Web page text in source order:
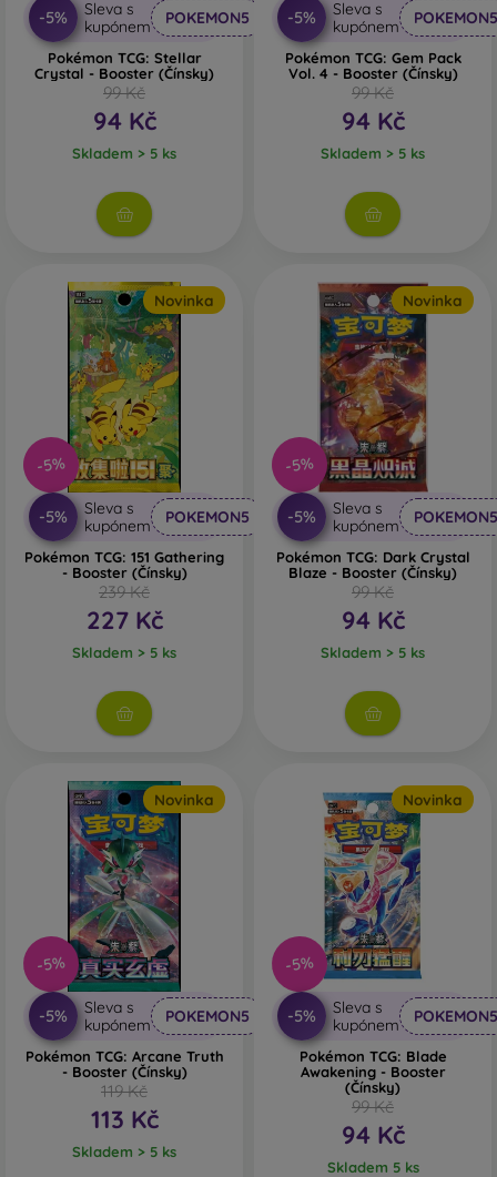
-5%
Sleva s
kupónem
POKEMON5
Pokémon TCG: Stellar
Crystal - Booster (Čínsky)
99 Kč
94 Kč
Skladem > 5 ks
-5%
Sleva s
kupónem
POKEMON5
Pokémon TCG: Gem Pack
Vol. 4 - Booster (Čínsky)
99 Kč
94 Kč
Skladem > 5 ks
-5%
Novinka
-5%
Sleva s
kupónem
POKEMON5
Pokémon TCG: 151 Gathering
- Booster (Čínsky)
239 Kč
227 Kč
Skladem > 5 ks
-5%
Novinka
-5%
Sleva s
kupónem
POKEMON5
Pokémon TCG: Dark Crystal
Blaze - Booster (Čínsky)
99 Kč
94 Kč
Skladem > 5 ks
-5%
Novinka
-5%
Sleva s
kupónem
POKEMON5
Pokémon TCG: Arcane Truth
- Booster (Čínsky)
119 Kč
113 Kč
Skladem > 5 ks
-5%
Novinka
-5%
Sleva s
kupónem
POKEMON5
Pokémon TCG: Blade
Awakening - Booster
(Čínsky)
99 Kč
94 Kč
Skladem 5 ks